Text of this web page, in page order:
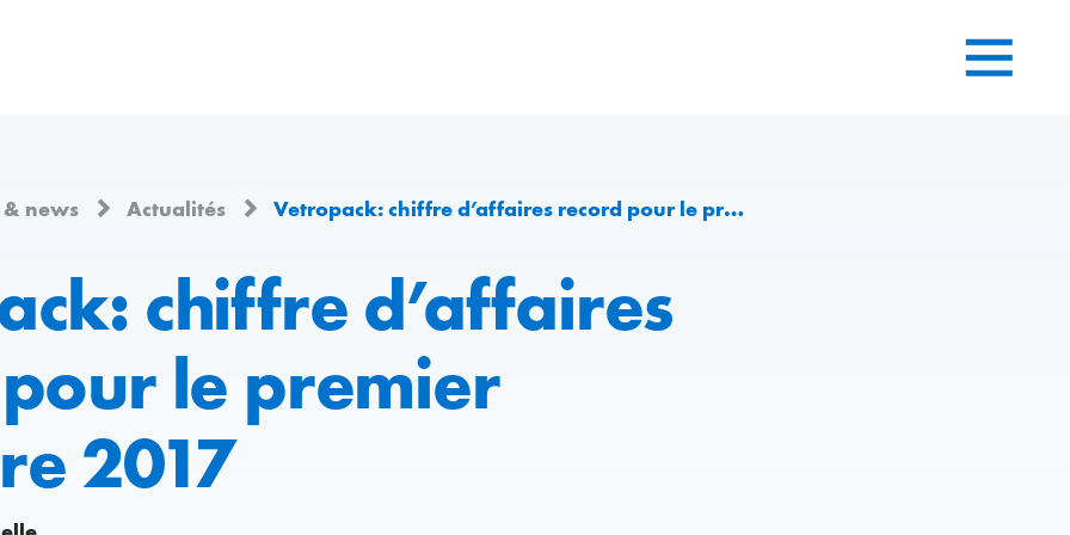
news Actualités Vetropack: chiffre d’affaires record pour le premier semestre 2017
chiffre d’affaires
le premier
2017